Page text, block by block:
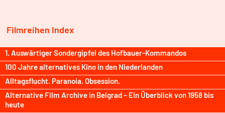
Filmreihen Index
1. Auswärtiger Sondergipfel des Hofbauer-Kommandos
100 Jahre alternatives Kino in den Niederlanden
Alltagsflucht. Paranoia. Obsession.
Alternative Film Archive in Belgrad – Ein Überblick von 1958 bis
heute